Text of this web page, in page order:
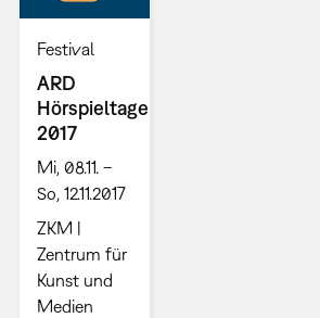
Festival
ARD
Hörspieltage
2017
Mi, 08.11. –
So, 12.11.2017
ZKM |
Zentrum für
Kunst und
Medien